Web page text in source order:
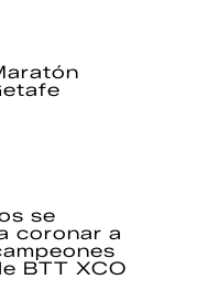
se
coronar a
BTT XCO